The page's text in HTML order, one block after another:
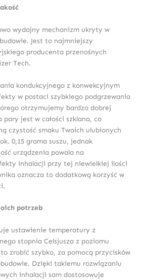
wydajny mechanizm ukryty w
Jest to najmniejszy
producenta przenośnych
Tech.
kondukcyjnego z konwekcyjnym
w postaci szybkiego podgrzewania
otrzymujemy bardzo dobrej
pary jest w całości szklana, co
czystość smaku Twoich ulubionych
0,15 grama suszu, jednak
urządzenia powala na
inhalacji przy tej niewielkiej ilości
oznacza to dodatkową korzyść w
potrzeb
ustawienie temperatury z
stopnia Celsjusza z poziomu
zrobić szybko, za pomocą przycisków
Dzięki takiemu rozwiązaniu
inhalacji sam dostosowuje